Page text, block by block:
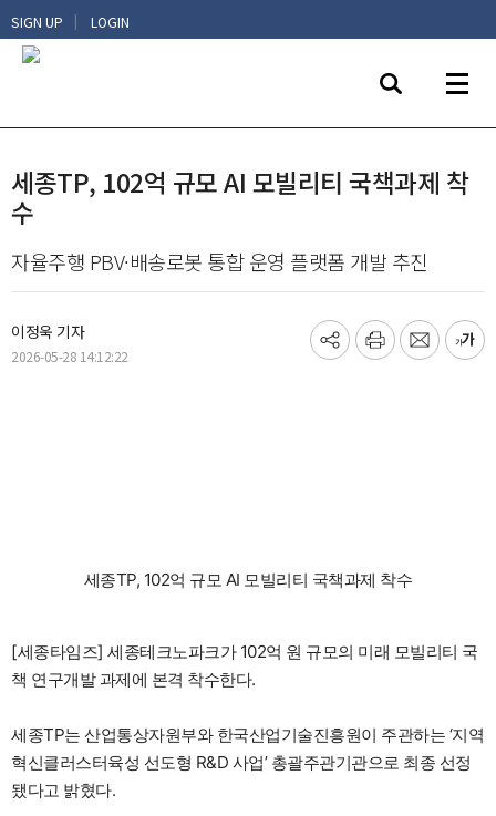
SIGN UP | LOGIN
세종TP, 102억 규모 AI 모빌리티 국책과제 착
수
자율주행 PBV·배송로봇 통합 운영 플랫폼 개발 추진
이정욱 기자
2026-05-28 14:12:22
기
프
메
글
세종TP, 102억 규모 AI 모빌리티 국책과제 착수
[세종타임즈] 세종테크노파크가 102억 원 규모의 미래 모빌리티 국
책 연구개발 과제에 본격 착수한다.
세종TP는 산업통상자원부와 한국산업기술진흥원이 주관하는 ‘지역
혁신클러스터육성 선도형 R&D 사업’ 총괄주관기관으로 최종 선정
됐다고 밝혔다.